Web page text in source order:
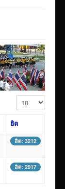
แสดง #
ฮิต
ฮิต: 3212
ฮิต: 2917